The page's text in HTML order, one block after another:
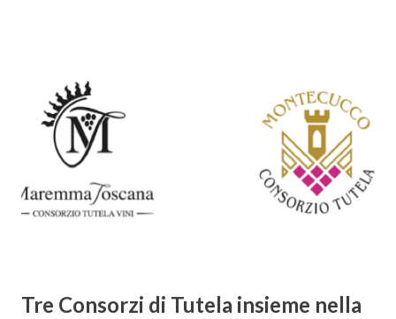
abbracciando invece i principi del Barocco: l'arte come
meraviglia, l'ostentazione della tecnica e la ricerca del
sorprendente. Marino visse in un'epoca di grandi
cambiamenti culturali e sociali, e la sua opera riflette questa
complessità. L'Adone è un poema epico-mitologico in 20
canti, composto da oltre 40.000 versi. Narra la storia
Tre Consorzi di Tutela insieme nella